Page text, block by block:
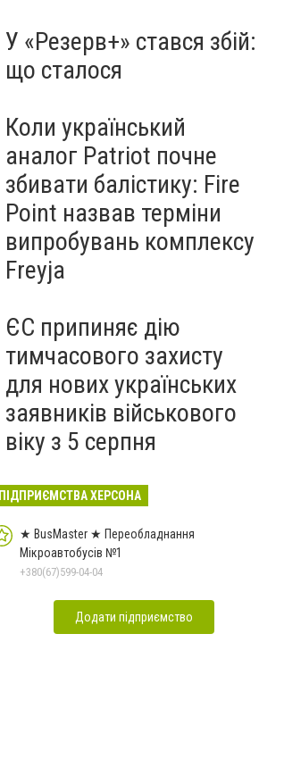
У «Резерв+» стався збій:
що сталося
Коли український
аналог Patriot почне
збивати балістику: Fire
Point назвав терміни
випробувань комплексу
Freyja
ЄС припиняє дію
тимчасового захисту
для нових українських
заявників військового
віку з 5 серпня
ПІДПРИЄМСТВА ХЕРСОНА
★ BusMaster ★ Переобладнання
Мікроавтобусів №1
+380(67)599-04-04
Додати підприємство